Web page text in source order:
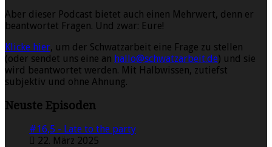
Aber dieser Podcast bietet auch einen Mehrwert, denn er
beantwortet Fragen. Und zwar: Eure!
Klicke hier, um der Schwatzarbeit eine Frage zu stellen
(oder sendet uns eine an hallo@schwatzarbeit.de) und sie
wird beantwortet werden. Mit Halbwissen, zutiefst
subjektiv und ohne Ahnung.
Neuste Episoden
#16,5 - Late to the party
22. März 2025